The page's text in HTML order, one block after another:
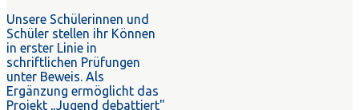
Unsere Schülerinnen und
Schüler stellen ihr Können
in erster Linie in
schriftlichen Prüfungen
unter Beweis. Als
Ergänzung ermöglicht das
Projekt „Jugend debattiert"